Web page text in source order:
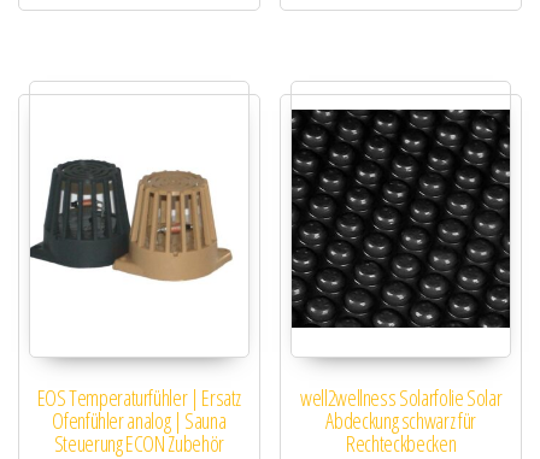
EOS Temperaturfühler | Ersatz
Ofenfühler analog | Sauna
Steuerung ECON Zubehör
well2wellness Solarfolie Solar
Abdeckung schwarz für
Rechteckbecken